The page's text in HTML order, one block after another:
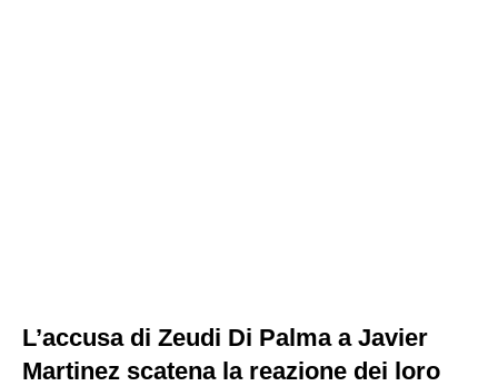
L’accusa di Zeudi Di Palma a Javier
Martinez scatena la reazione dei loro